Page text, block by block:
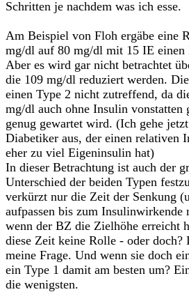
Schritten je nachdem was ich esse.
Am Beispiel von Floh ergäbe eine
mg/dl auf 80 mg/dl mit 15 IE
Aber es wird gar nicht betrachtet
die 109 mg/dl reduziert werden.
einen Type 2 nicht zutreffend, da
mg/dl auch ohne Insulin vonstatten
genug gewartet wird. (Ich gehe
Diabetiker aus, der einen relativen
eher zu viel Eigeninsulin hat)
In dieser Betrachtung ist auch der
Unterschied der beiden Typen
verkürzt nur die Zeit der Senkung
aufpassen bis zum Insulinwirkende
wenn der BZ die Zielhöhe erreicht
diese Zeit keine Rolle - oder doch?
meine Frage. Und wenn sie doch
ein Type 1 damit am besten um?
die wenigsten.